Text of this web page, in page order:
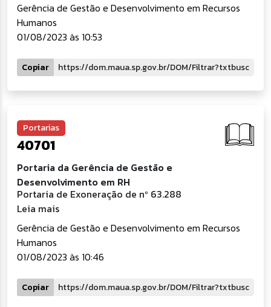
Gerência de Gestão e Desenvolvimento em Recursos
Humanos
01/08/2023 às 10:53
Copiar
Portarias
40701
Portaria da Gerência de Gestão e
Desenvolvimento em RH
Portaria de Exoneração de nº 63.288
Leia mais
Gerência de Gestão e Desenvolvimento em Recursos
Humanos
01/08/2023 às 10:46
Copiar